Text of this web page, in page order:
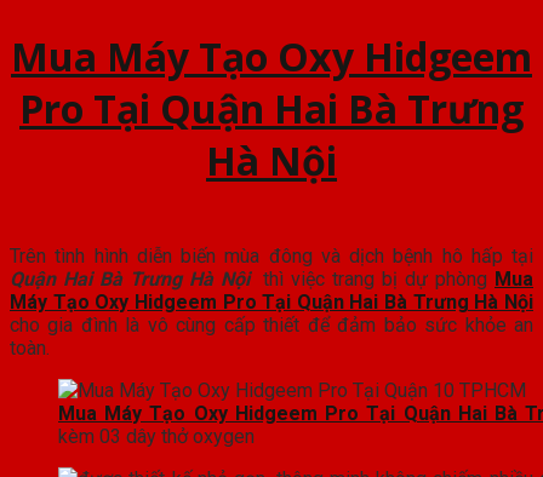
Mua Máy Tạo Oxy Hidgeem
Pro Tại Quận Hai Bà Trưng
Hà Nội
Trên tình hình diễn biến mùa đông và dịch bệnh hô hấp tại
Quận Hai Bà Trưng Hà Nội thì việc trang bị dự phòng Mua
Máy Tạo Oxy Hidgeem Pro Tại Quận Hai Bà Trưng Hà Nội
cho gia đình là vô cùng cấp thiết để đảm bảo sức khỏe an
toàn.
Mua Máy Tạo Oxy Hidgeem Pro Tại Quận Hai Bà
kèm 03 dây thở oxygen